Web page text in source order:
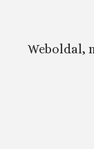
Weboldal,